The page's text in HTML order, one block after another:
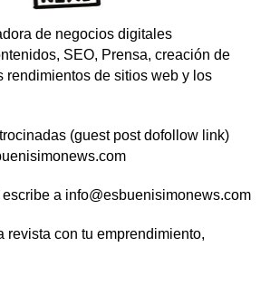
de negocios digitales
SEO, Prensa, creación de
rendimientos de sitios web y los
(guest post dofollow link)
a info@esbuenisimonews.com
revista con tu emprendimiento,